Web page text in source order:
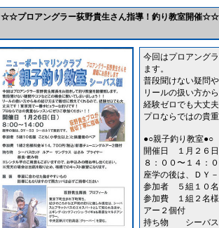
☆☆プロアングラー荻野貴生さん指導！釣り教室開催☆☆
今回はプロアング
ます。
普段聞けない疑問
リールの扱い方か
経験ゼロでも大丈
プロならではの貴
●○親子釣り教室●○
開催日 １月２６
８：００〜１４：０
座学の後は、ＤＹ
参加者 ５組１０
参加費 １組２名様
アー２個付
持ち物 シーバス